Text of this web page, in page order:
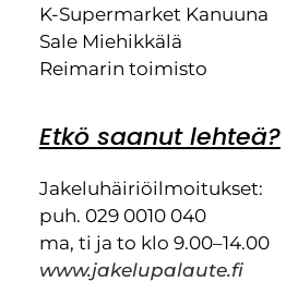
K-Supermarket Kanuuna
Sale Miehikkälä
Reimarin toimisto
Etkö saanut lehteä?
Jakeluhäiriöilmoitukset:
puh. 029 0010 040
ma, ti ja to klo 9.00–14.00
www.jakelupalaute.fi